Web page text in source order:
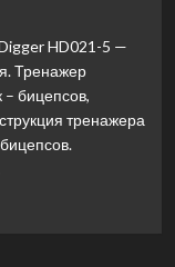
HD021-5 —
Тренажер
бицепсов,
тренажера